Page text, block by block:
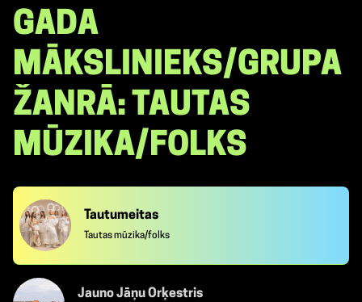
GADA
MĀKSLINIEKS/GRUPA
ŽANRĀ: TAUTAS
MŪZIKA/FOLKS
Tautumeitas
Tautas mūzika/folks
Jauno Jāņu Orķestris